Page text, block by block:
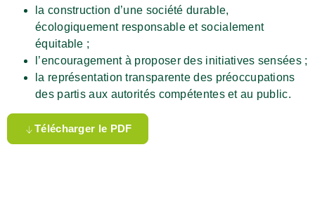
la construction d’une société durable,
écologiquement responsable et socialement
équitable ;
l’encouragement à proposer des initiatives sensées ;
la représentation transparente des préoccupations
des partis aux autorités compétentes et au public.
Télécharger le PDF